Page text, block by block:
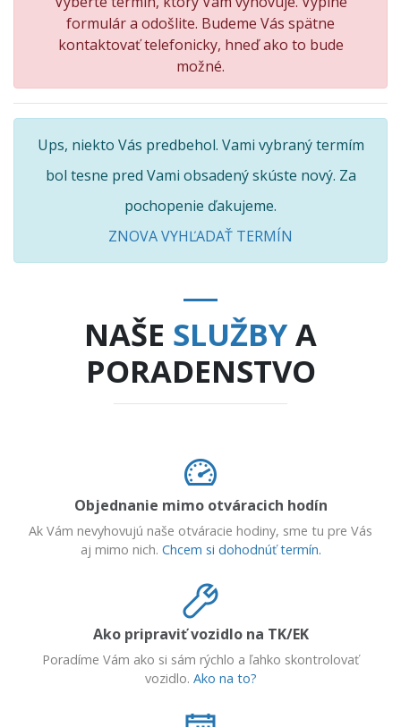
formulár a odošlite. Budeme Vás spätne
kontaktovať telefonicky, hneď ako to bude
možné.
Ups, niekto Vás predbehol. Vami vybraný termím
bol tesne pred Vami obsadený skúste nový. Za
pochopenie ďakujeme.
ZNOVA VYHĽADAŤ TERMÍN
NAŠE SLUŽBYA
PORADENSTVO
Objednanie mimo otváracich hodín
Ak Vám nevyhovujú naše otváracie hodiny, sme tu pre Vás
aj mimo nich. Chcem si dohodnúť termín.
Ako pripraviť vozidlo na TK/EK
Poradíme Vám ako si sám rýchlo a ľahko skontrolovať
vozidlo. Ako na to?